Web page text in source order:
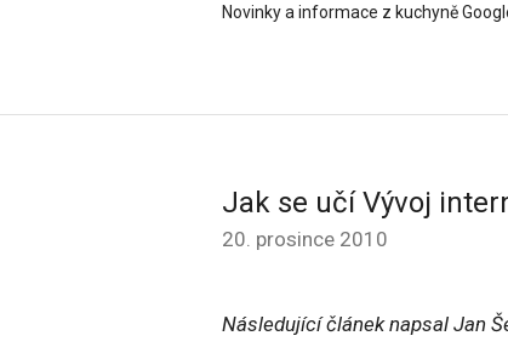
Novinky a informace z kuchyně
Jak se učí Vývoj
20. prosince 2010
Následující článek napsal Jan